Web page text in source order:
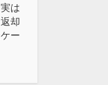
は
却
ー